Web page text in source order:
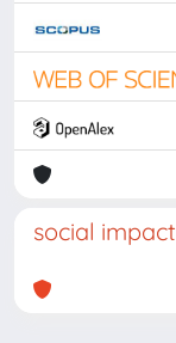
social impact